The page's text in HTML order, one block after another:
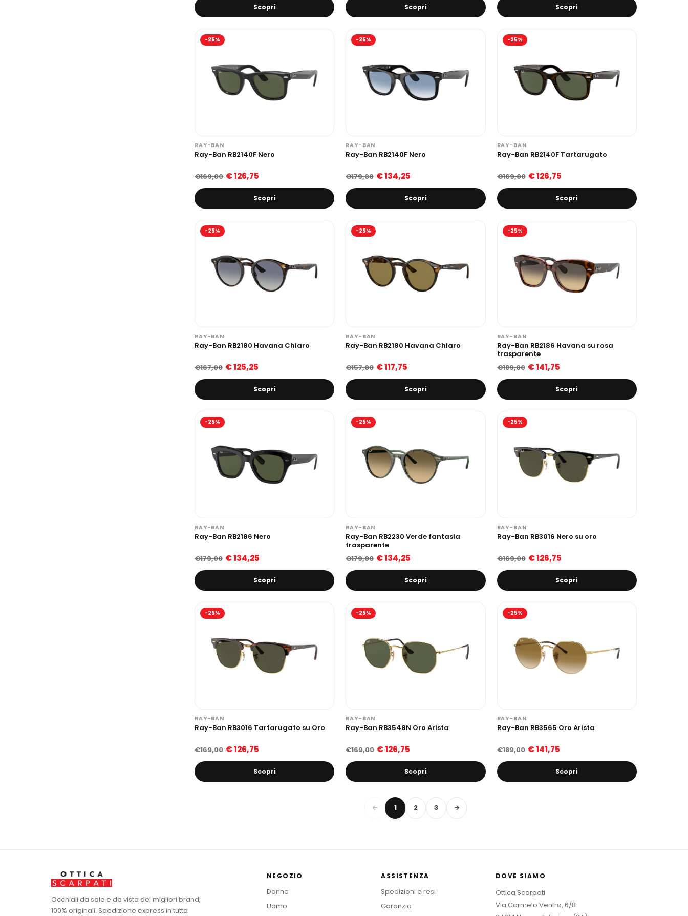
Scopri Scopri Scopri
-25%
RAY-BAN
Ray-Ban RB2140F Nero
€169,00 € 126,75
Scopri
-25%
RAY-BAN
Ray-Ban RB2140F Nero
€179,00 € 134,25
Scopri
-25%
RAY-BAN
Ray-Ban RB2140F Tartarugato
€169,00 € 126,75
Scopri
-25%
RAY-BAN
Ray-Ban RB2180 Havana Chiaro
€167,00 € 125,25
Scopri
-25%
RAY-BAN
Ray-Ban RB2180 Havana Chiaro
€157,00 € 117,75
Scopri
-25%
RAY-BAN
Ray-Ban RB2186 Havana su rosa
trasparente
€189,00 € 141,75
Scopri
-25%
RAY-BAN
Ray-Ban RB2186 Nero
€179,00 € 134,25
Scopri
-25%
RAY-BAN
Ray-Ban RB2230 Verde fantasia
trasparente
€179,00 € 134,25
Scopri
-25%
RAY-BAN
Ray-Ban RB3016 Nero su oro
€169,00 € 126,75
Scopri
-25%
RAY-BAN
Ray-Ban RB3016 Tartarugato su Oro
€169,00 € 126,75
Scopri
-25%
RAY-BAN
Ray-Ban RB3548N Oro Arista
€169,00 € 126,75
Scopri
-25%
RAY-BAN
Ray-Ban RB3565 Oro Arista
€189,00 € 141,75
Scopri
← 1 2 3 →
Occhiali da sole e da vista dei migliori brand,
100% originali. Spedizione express in tutta
NEGOZIO
Donna
Uomo
ASSISTENZA
Spedizioni e resi
Garanzia
DOVE SIAMO
Ottica Scarpati
Via Carmelo Ventra, 6/8